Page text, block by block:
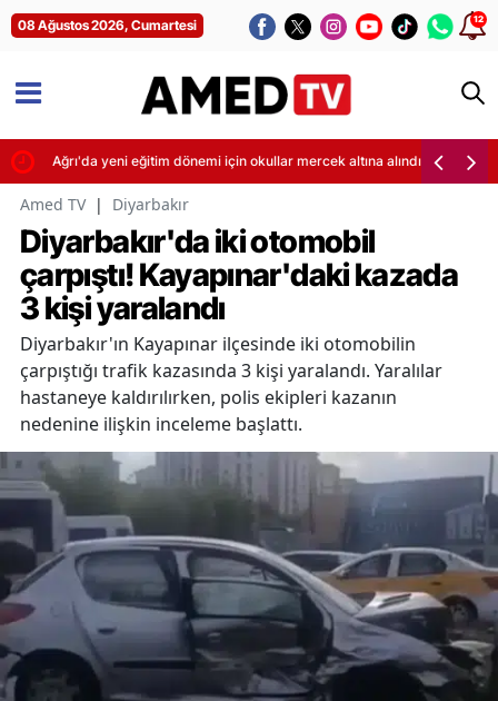
08 Ağustos 2026, Cumartesi 12
Ağrı'da yeni eğitim dönemi için okullar mercek altına alındı
Amed TV | Diyarbakır
Diyarbakır'da iki otomobil
çarpıştı! Kayapınar'daki kazada
3 kişi yaralandı
Diyarbakır'ın Kayapınar ilçesinde iki otomobilin
çarpıştığı trafik kazasında 3 kişi yaralandı. Yaralılar
hastaneye kaldırılırken, polis ekipleri kazanın
nedenine ilişkin inceleme başlattı.